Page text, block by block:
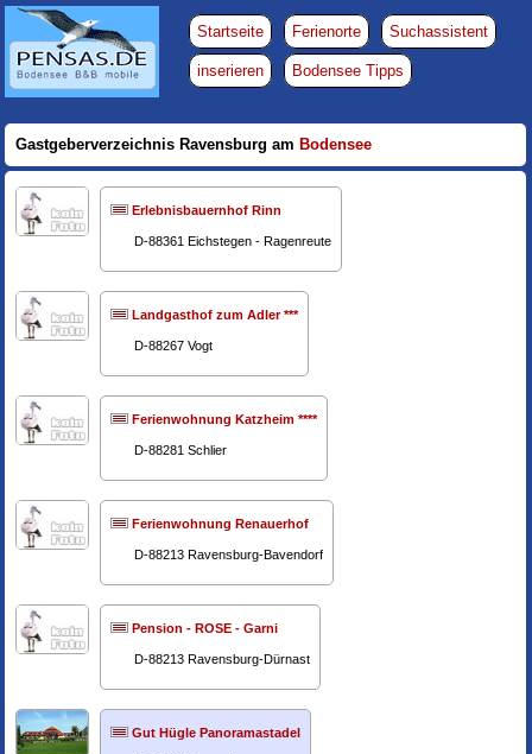
Startseite Ferienorte Suchassistent
inserieren Bodensee Tipps
Gastgeberverzeichnis Ravensburg am Bodensee
Erlebnisbauernhof Rinn
D-88361 Eichstegen - Ragenreute
Landgasthof zum Adler ***
D-88267 Vogt
Ferienwohnung Katzheim ****
D-88281 Schlier
Ferienwohnung Renauerhof
D-88213 Ravensburg-Bavendorf
Pension - ROSE - Garni
D-88213 Ravensburg-Dürnast
Gut Hügle Panoramastadel